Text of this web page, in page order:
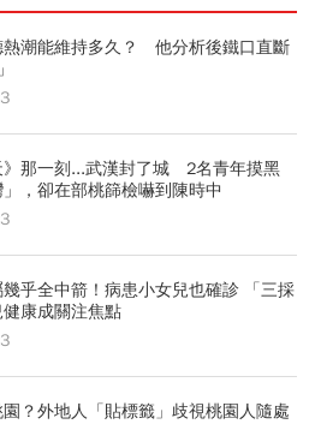
熱潮能維持多久？ 他分析後鐵口直斷
》那一刻...武漢封了城 2名青年摸黑
」，卻在部桃篩檢嚇到陳時中
乎全中箭！病患小女兒也確診 「三採
康成關注焦點
？外地人「貼標籤」歧視桃園人隨處